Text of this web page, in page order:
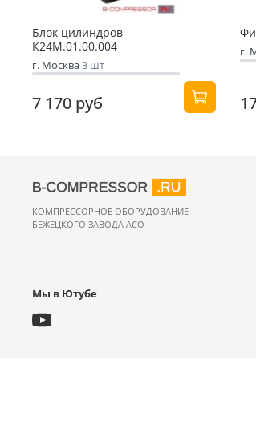
Блок цилиндров
К24М.01.00.004
г. Москва3 шт
7 170 руб
г.
КОМПРЕССОРНОЕ ОБОРУДОВАНИЕ
БЕЖЕЦКОГО ЗАВОДА АСО
Мы в Ютубе